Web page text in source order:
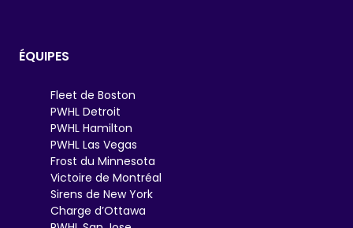
ÉQUIPES
Fleet de Boston
PWHL Detroit
PWHL Hamilton
PWHL Las Vegas
Frost du Minnesota
Victoire de Montréal
Sirens de New York
Charge d’Ottawa